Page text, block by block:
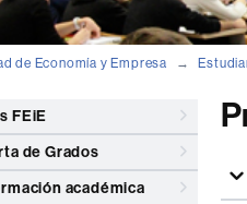
de Economía y Empresa
FEiE
de Grados
académica